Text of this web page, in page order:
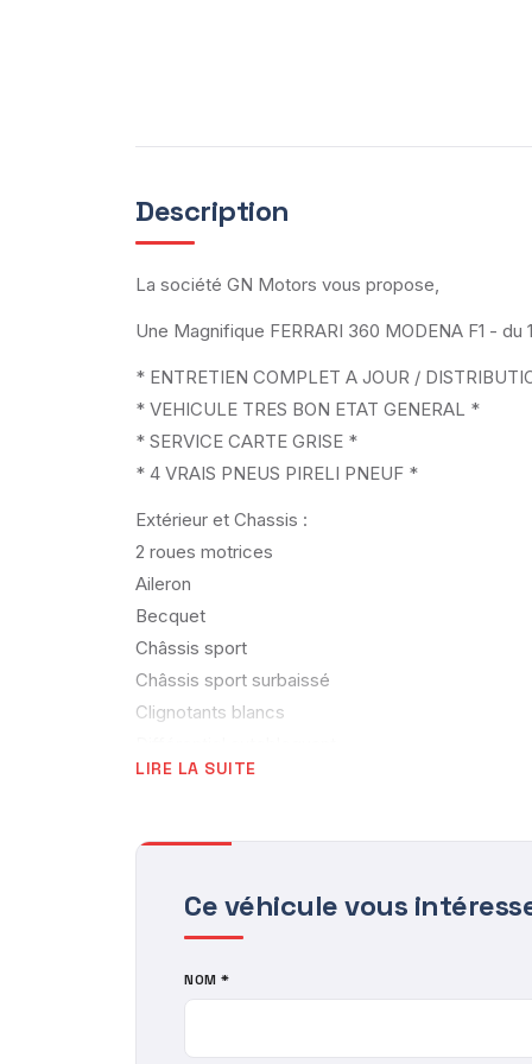
Description
La société GN Motors vous propose,
Une Magnifique FERRARI 360 MODENA F1 -
* ENTRETIEN COMPLET A JOUR /
* VEHICULE TRES BON ETAT GENERAL *
* SERVICE CARTE GRISE *
* 4 VRAIS PNEUS PIRELI PNEUF *
Extérieur et Chassis :
2 roues motrices
Aileron
Becquet
Châssis sport
Châssis sport surbaissé
Clignotants blancs
Échappement inox
Jantes alu
Projecteurs xénon
Rétroviseurs électriques
Suspension sport
Intérieur :
LIRE LA SUITE
Ce véhicule vous
NOM *